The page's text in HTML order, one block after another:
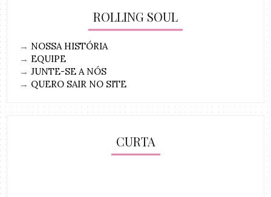
ROLLING SOUL
→ NOSSA HISTÓRIA
→ EQUIPE
→JUNTE-SE A NÓS
→ QUERO SAIR NO SITE
CURTA